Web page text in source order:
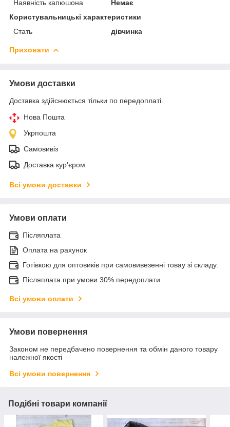
Наявність капюшона
Немає
Користувальницькі характеристики
Стать
дівчинка
Приховати
Умови доставки
Доставка здійснюється тільки по передоплаті.
Нова Пошта
Укрпошта
Самовивіз
Доставка кур'єром
Всі умови доставки
Умови оплати
Післяплата
Оплата на рахунок
Готівкою для оптовиків при самовивезенні товау зі складу.
Післяплата при умови 30% передоплати
Всі умови оплати
Умови повернення
Законом не передбачено повернення та обмін даного товару
належної якості
Всі умови повернення
Подібні товари компанії